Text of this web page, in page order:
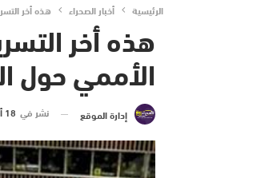
الرئيسية أخبار الصحراء هذه أخر
هذه أخر
الأممي حول
إدارة الموقع نشر في 18 أبريل 2018 الساعة 8 و 32 دقيقة